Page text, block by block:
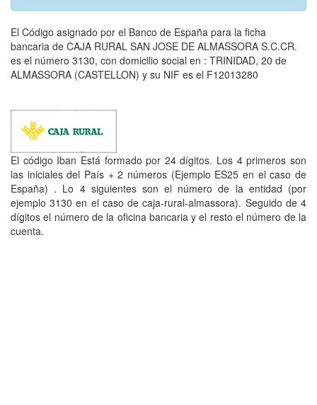
El Código asignado por el Banco de España para la ficha
bancaria de CAJA RURAL SAN JOSE DE ALMASSORA S.C.CR.
es el número 3130, con domicilio social en : TRINIDAD, 20 de
ALMASSORA (CASTELLON) y su NIF es el F12013280
El código Iban Está formado por 24 dígitos. Los 4 primeros son
las iniciales del País + 2 números (Ejemplo ES25 en el caso de
España) . Lo 4 siguientes son el número de la entidad (por
ejemplo 3130 en el caso de caja-rural-almassora). Seguido de 4
dígitos el número de la oficina bancaria y el resto el número de la
cuenta.